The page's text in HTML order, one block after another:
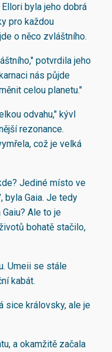
byla jeho dobrá
pro každou
o něco zvláštního.
potvrdila jeho
nás půjde
celou planetu."
odvahu," kývl
rezonance.
což je velká
Jediné místo ve
byla Gaia. Je tedy
Ale to je
bohatě stačilo,
Umeii se stále
kabát.
sice královsky, ale je
a okamžitě začala